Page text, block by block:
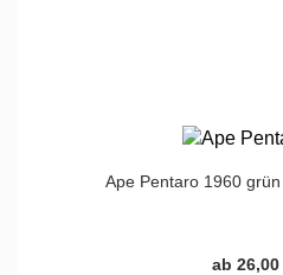
Ape Pentaro 1960
ab 26,00